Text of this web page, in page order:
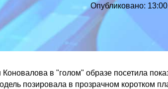
Опубликовано:
в "голом" образе посетила
позировала в прозрачном коротком